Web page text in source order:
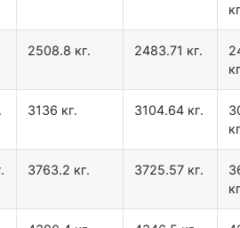
2508.8 кг. 2483.71 кг.
3136 кг. 3104.64 кг.
3763.2 кг. 3725.57 кг.